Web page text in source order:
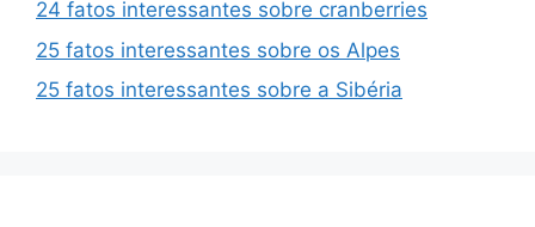
24 fatos interessantes sobre cranberries
25 fatos interessantes sobre os Alpes
25 fatos interessantes sobre a Sibéria